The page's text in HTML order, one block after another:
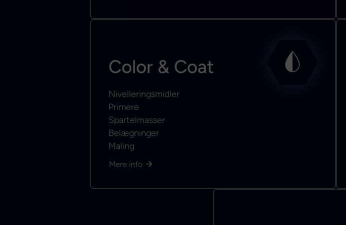
Color & Coat
Nivelleringsmidler
Primere
Spartelmasser
Belægninger
Maling
Mere info